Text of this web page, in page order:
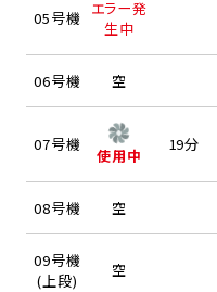
05号機 エラー発
生中
06号機 空
07号機
使用中
19分
08号機 空
09号機
(上段)
空